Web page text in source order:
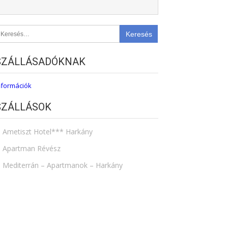
Ametiszt Hotel*** Harkány
Apartman Révész
Mediterrán – Apartmanok – Harkány